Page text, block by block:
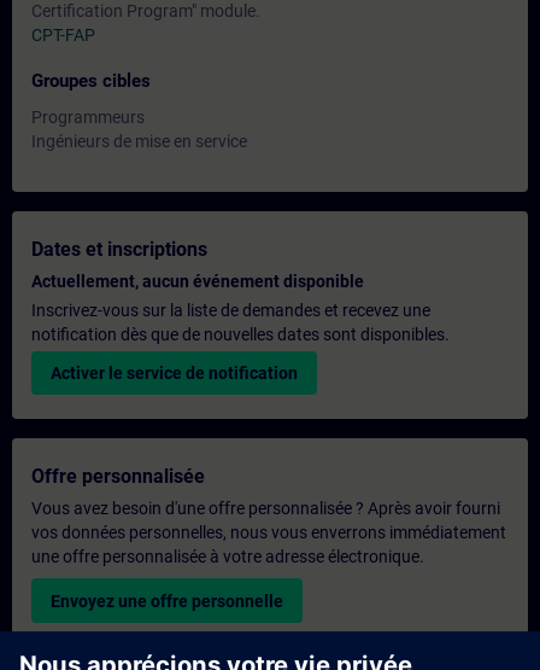
Certification Program" module.
CPT-FAP
Groupes cibles
Programmeurs
Ingénieurs de mise en service
Dates et inscriptions
Actuellement, aucun événement disponible
Inscrivez-vous sur la liste de demandes et recevez une
notification dès que de nouvelles dates sont disponibles.
Activer le service de notification
Offre personnalisée
Vous avez besoin d'une offre personnalisée ? Après avoir fourni
vos données personnelles, nous vous enverrons immédiatement
une offre personnalisée à votre adresse électronique.
Envoyez une offre personnelle